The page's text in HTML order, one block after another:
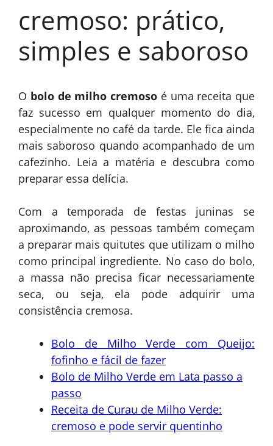
cremoso: prático,
simples e saboroso
O bolo de milho cremoso é uma receita que
faz sucesso em qualquer momento do dia,
especialmente no café da tarde. Ele fica ainda
mais saboroso quando acompanhado de um
cafezinho. Leia a matéria e descubra como
preparar essa delícia.
Com a temporada de festas juninas se
aproximando, as pessoas também começam
a preparar mais quitutes que utilizam o milho
como principal ingrediente. No caso do bolo,
a massa não precisa ficar necessariamente
seca, ou seja, ela pode adquirir uma
consistência cremosa.
Bolo de Milho Verde com Queijo:
fofinho e fácil de fazer
Bolo de Milho Verde em Lata passo a
passo
Receita de Curau de Milho Verde:
cremoso e pode servir quentinho